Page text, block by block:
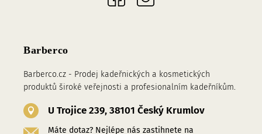
Barberco
Barberco.cz - Prodej kadeřnických a kosmetických
produktů široké veřejnosti a profesionalním kadeřníkům.
U Trojice 239, 38101 Český Krumlov
Máte dotaz? Nejlépe nás zastihnete na